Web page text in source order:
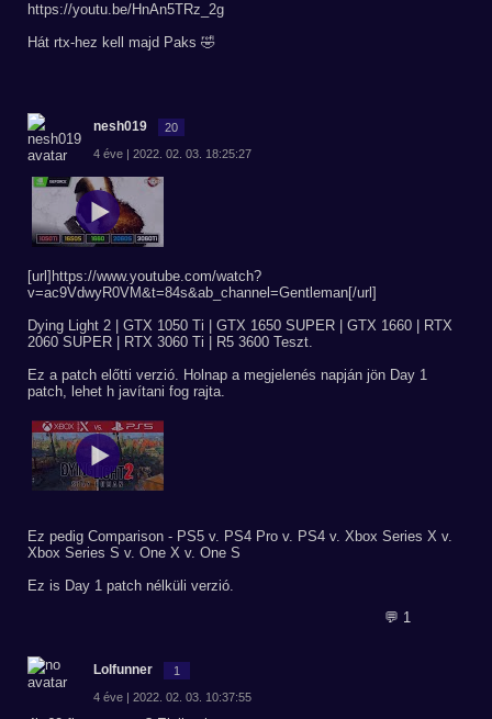
https://youtu.be/HnAn5TRz_2g
Hát rtx-hez kell majd Paks 🤣
nesh019 20
4 éve | 2022. 02. 03. 18:25:27
[url]https://www.youtube.com/watch?
v=ac9VdwyR0VM&t=84s&ab_channel=Gentleman[/url]
Dying Light 2 | GTX 1050 Ti | GTX 1650 SUPER | GTX 1660 | RTX
2060 SUPER | RTX 3060 Ti | R5 3600 Teszt.
Ez a patch előtti verzió. Holnap a megjelenés napján jön Day 1
patch, lehet h javítani fog rajta.
Ez pedig Comparison - PS5 v. PS4 Pro v. PS4 v. Xbox Series X v.
Xbox Series S v. One X v. One S
Ez is Day 1 patch nélküli verzió.
💬 1
Lolfunner 1
4 éve | 2022. 02. 03. 10:37:55